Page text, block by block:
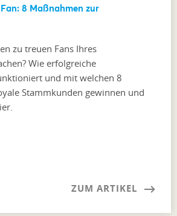
8 Maßnahmen zur
zu treuen Fans Ihres
Wie erfolgreiche
und mit welchen 8
Stammkunden gewinnen und
ZUM ARTIKEL